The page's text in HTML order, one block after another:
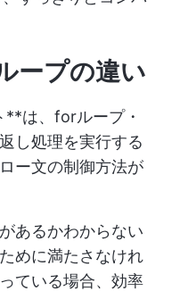
ープの違い
は、forループ・
し処理を実行する
ー文の制御方法が
あるかわからない
めに満たさなけれ
ている場合、効率